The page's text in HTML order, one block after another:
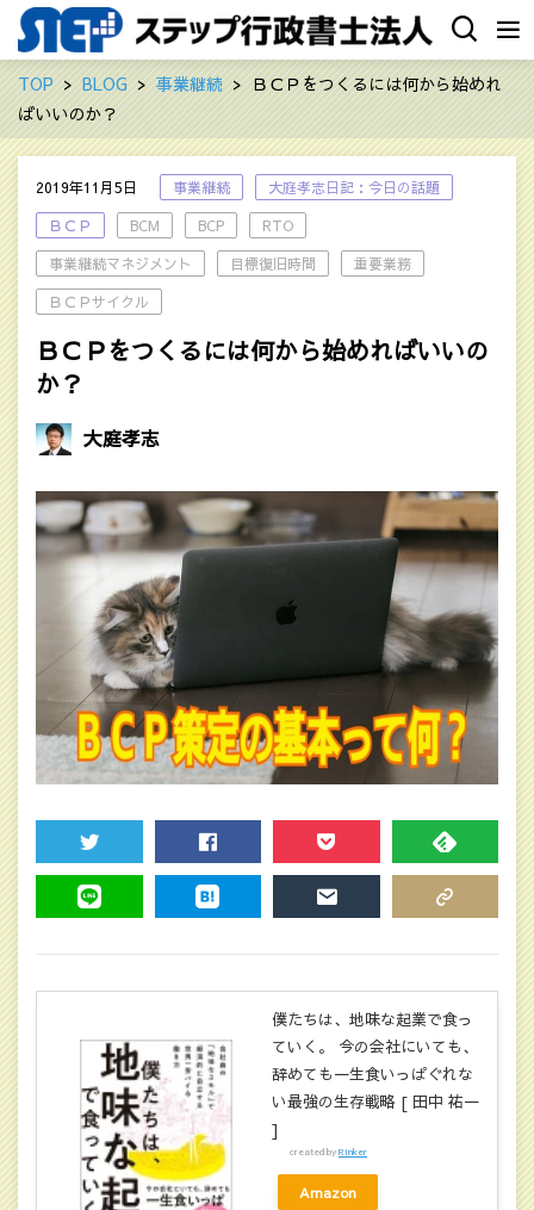
TOP BLOG 事業継続
ＢＣＰをつくるには何から始めれ
ばいいのか？
2019年11月5日 事業継続
大庭孝志日記：今日の話題
ＢＣＰ
BCM BCP
RTO
事業継続マネジメント
目標復旧時間
重要業務
ＢＣＰサイクル
ＢＣＰをつくるには何から始めればいいの
か？
大庭孝志
TWEET SHARE POCKET FEEDLY
僕たちは、地味な起業で食っ
ていく。 今の会社にいても、
辞めても一生食いっぱぐれな
い最強の生存戦略 [ 田中 祐一
]
created byRinker
Amazon